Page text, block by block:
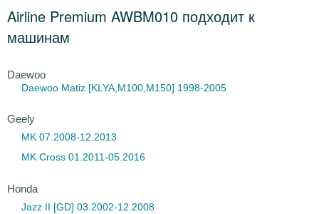
Airline Premium AWBM010 подходит к
машинам
Daewoo
Daewoo Matiz [KLYA,M100,M150] 1998-2005
Geely
MK 07.2008-12.2013
MK Cross 01.2011-05.2016
Honda
Jazz II [GD] 03.2002-12.2008